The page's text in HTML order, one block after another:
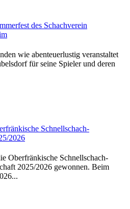
des Schachverein
wie abenteuerlustig veranstaltet
für seine Spieler und deren
Schnellschach-
2026
Oberfränkische Schnellschach-
2025/2026 gewonnen. Beim